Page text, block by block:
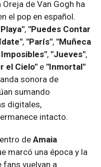
de Van Gogh ha
el pop en español.
, "Puedes Contar
, "París", "Muñeca
, "Jueves",
el Cielo" e "Inmortal"
sonora de
sumando
digitales,
intacto.
de Amaia
marcó una época y la
vuelvan a